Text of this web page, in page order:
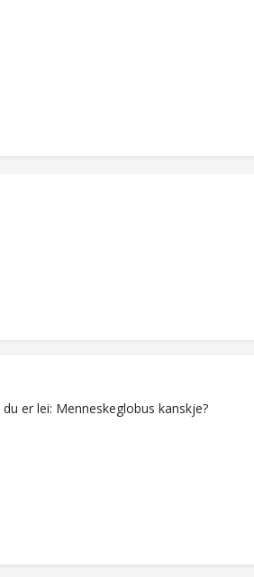
er lei: Menneskeglobus kanskje?